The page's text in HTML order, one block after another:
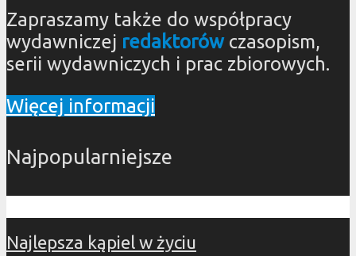
Zapraszamy także do współpracy
wydawniczej redaktorówczasopism,
serii wydawniczych i prac zbiorowych.
Więcej informacji
Najpopularniejsze
Najlepsza kąpiel w życiu